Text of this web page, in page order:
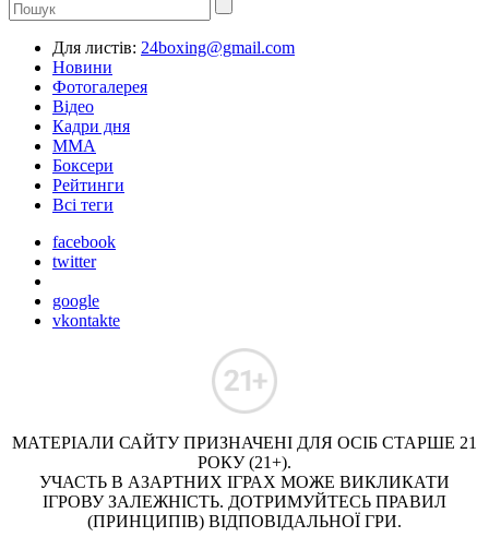
Для листів: 24boxing@gmail.com
Новини
Фотогалерея
Відео
Кадри дня
ММА
Боксери
Рейтинги
Всі теги
facebook
twitter
google
vkontakte
МАТЕРІАЛИ САЙТУ ПРИЗНАЧЕНІ ДЛЯ ОСІБ СТАРШЕ 21
РОКУ (21+).
УЧАСТЬ В АЗАРТНИХ ІГРАХ МОЖЕ ВИКЛИКАТИ
ІГРОВУ ЗАЛЕЖНІСТЬ. ДОТРИМУЙТЕСЬ ПРАВИЛ
(ПРИНЦИПІВ) ВІДПОВІДАЛЬНОЇ ГРИ.